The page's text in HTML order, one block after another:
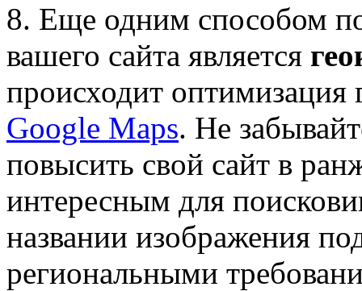
8. Еще одним способом
вашего сайта является
происходит оптимизация
Google Maps. Не
повысить свой сайт в
интересным для
названии изображения
региональными